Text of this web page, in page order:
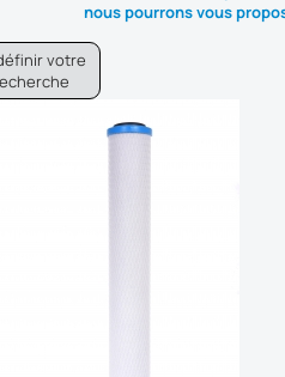
nous pourrons vous
votre